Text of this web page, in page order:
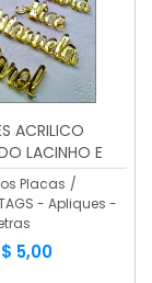
ACRILICO
LACINHO E
Placas /
- Apliques -
5,00